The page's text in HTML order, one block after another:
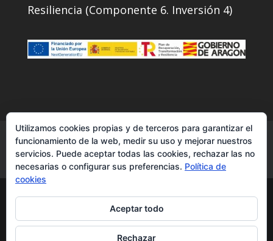
Resiliencia (Componente 6. Inversión 4)
Servicios Contacto
Instagram
Facebook
YouTube
Transcuevas2007|transporte de
semirremolques - todos los derechos
reservados ®
Utilizamos cookies propias y de terceros para garantizar el
funcionamiento de la web, medir su uso y mejorar nuestros
servicios. Puede aceptar todas las cookies, rechazar las no
necesarias o configurar sus preferencias. Política de
cookies
Aceptar todo
Rechazar